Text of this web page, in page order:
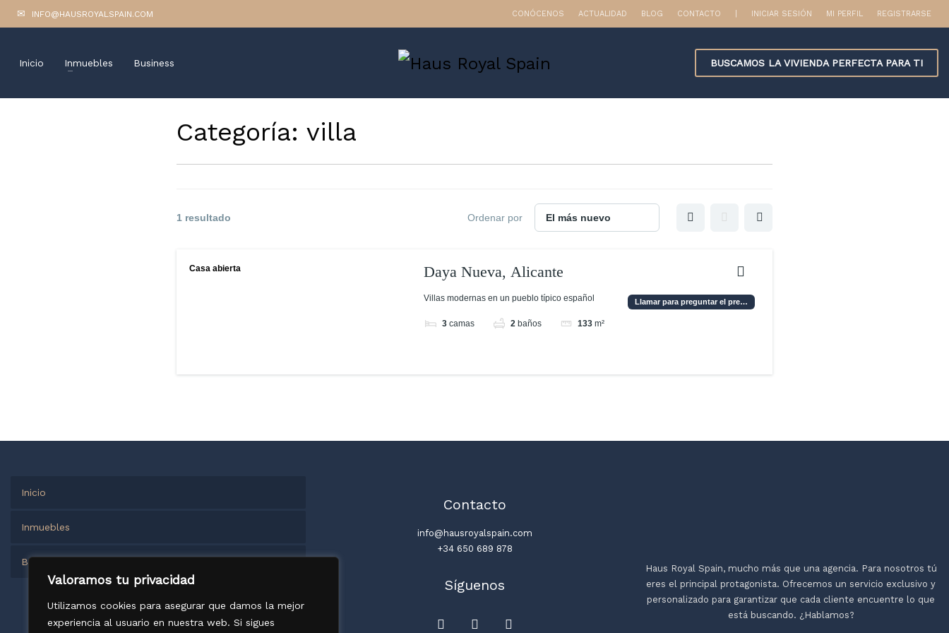
Valoramos tu privacidad
Utilizamos cookies para asegurar que damos la mejor
experiencia al usuario en nuestra web. Si sigues
INFO@HAUSROYALSPAIN.COM CONÓCENOS ACTUALIDAD BLOG CONTACTO INICIAR SESIÓN MI PERFIL REGISTRARSE
Inicio Inmuebles Business BUSCAMOS LA VIVIENDA PERFECTA PARA TI
Categoría: villa
1 resultado Ordenar por
Casa abierta Daya Nueva, Alicante
Villas modernas en un pueblo típico español
3 camas 2 baños 133 m²
Llamar para preguntar el precio
Inicio
Inmuebles
Business
Contacto
info@hausroyalspain.com
+34 650 689 878
Síguenos
Haus Royal Spain, mucho más que una agencia. Para nosotros tú
eres el principal protagonista. Ofrecemos un servicio exclusivo y
personalizado para garantizar que cada cliente encuentre lo que
está buscando. ¿Hablamos?